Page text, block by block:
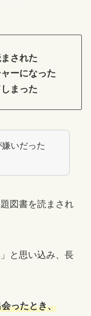
された
ーになった
まった
いだった
図書を読まされ
と思い込み、長
ったとき、